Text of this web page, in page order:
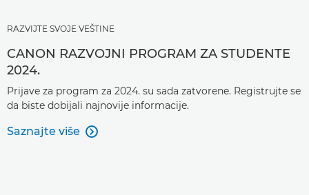
RAZVIJTE SVOJE VEŠTINE
CANON RAZVOJNI PROGRAM ZA STUDENTE
2024.
Prijave za program za 2024. su sada zatvorene. Registrujte se
da biste dobijali najnovije informacije.
Saznajte više 